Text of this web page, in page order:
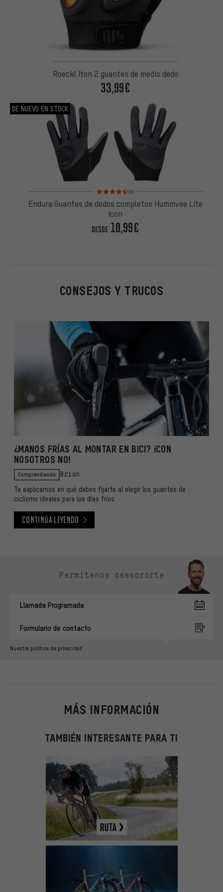
Roeckl Iton 2 guantes de medio dedo
33,99€
DE NUEVO EN STOCK
Valoración media: 4,5 de 5 basada en 6 reseñas
(6)
Endura Guantes de dedos completos Hummvee Lite
Icon
DESDE10,99€
CONSEJOS Y TRUCOS
¿MANOS FRÍAS AL MONTAR EN BICI? ¡CON
NOSOTROS NO!
Comprendiendo Brian
Te explicamos en qué debes fijarte al elegir los guantes de
ciclismo ideales para los días fríos.
Continúa leyendo
Permítenos asesorarte
Llamada Programada
Formulario de contacto
Nuestra política de privacidad
MÁS INFORMACIÓN
TAMBIÉN INTERESANTE PARA TI